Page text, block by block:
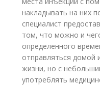
накладывать на них
специалист
том, что можно и
определенного
отправляться домой
жизни, но с
употреблять